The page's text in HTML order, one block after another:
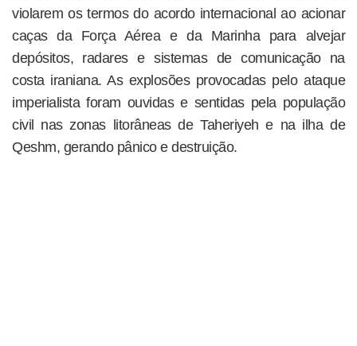
violarem os termos do acordo internacional ao acionar
caças da Força Aérea e da Marinha para alvejar
depósitos, radares e sistemas de comunicação na
costa iraniana. As explosões provocadas pelo ataque
imperialista foram ouvidas e sentidas pela população
civil nas zonas litorâneas de Taheriyeh e na ilha de
Qeshm, gerando pânico e destruição.